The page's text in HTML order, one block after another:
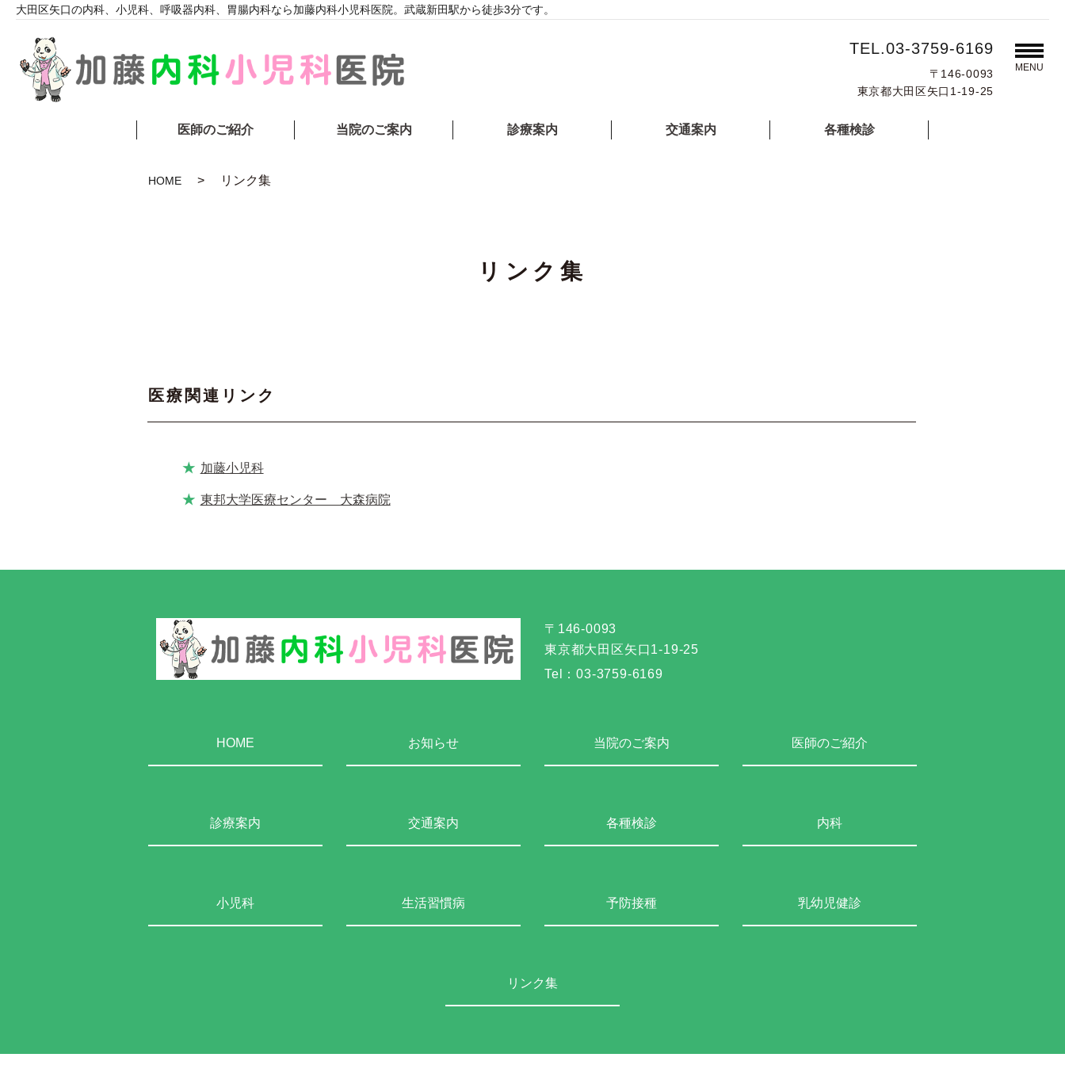
大田区矢口の内科、小児科、呼吸器内科、胃腸内科なら加藤内科小児科医院。武蔵新田駅から徒歩3分です。
TEL.03-3759-6169
〒146-0093
東京都大田区矢口1-19-25
MENU
医師のご紹介 当院のご案内 診療案内 交通案内 各種検診
HOME リンク集
リンク集
医療関連リンク
加藤小児科
東邦大学医療センター 大森病院
〒146-0093
東京都大田区矢口1-19-25
Tel：03-3759-6169
HOME お知らせ 当院のご案内 医師のご紹介
診療案内 交通案内 各種検診 内科
小児科 生活習慣病 予防接種 乳幼児健診
リンク集